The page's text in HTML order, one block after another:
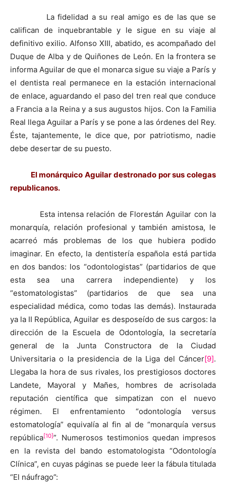
La fidelidad a su real amigo es de las que se
califican de inquebrantable y le sigue en su viaje al
definitivo exilio. Alfonso XIII, abatido, es acompañado del
Duque de Alba y de Quiñones de León. En la frontera se
informa Aguilar de que el monarca sigue su viaje a París y
el dentista real permanece en la estación internacional
de enlace, aguardando el paso del tren real que conduce
a Francia a la Reina y a sus augustos hijos. Con la Familia
Real llega Aguilar a París y se pone a las órdenes del Rey.
Éste, tajantemente, le dice que, por patriotismo, nadie
debe desertar de su puesto.
El monárquico Aguilar destronado por sus colegas
republicanos.
Esta intensa relación de Florestán Aguilar con la
monarquía, relación profesional y también amistosa, le
acarreó más problemas de los que hubiera podido
imaginar. En efecto, la dentistería española está partida
en dos bandos: los “odontologistas” (partidarios de que
esta sea una carrera independiente) y los
“estomatologistas” (partidarios de que sea una
especialidad médica, como todas las demás). Instaurada
ya la II República, Aguilar es desposeído de sus cargos: la
dirección de la Escuela de Odontología, la secretaría
general de la Junta Constructora de la Ciudad
Universitaria o la presidencia de la Liga del Cáncer[9].
Llegaba la hora de sus rivales, los prestigiosos doctores
Landete, Mayoral y Mañes, hombres de acrisolada
reputación científica que simpatizan con el nuevo
régimen. El enfrentamiento “odontología versus
estomatología” equivalía al fin al de “monarquía versus
república[10]”. Numerosos testimonios quedan impresos
en la revista del bando estomatologista “Odontología
Clínica”, en cuyas páginas se puede leer la fábula titulada
“El náufrago”: